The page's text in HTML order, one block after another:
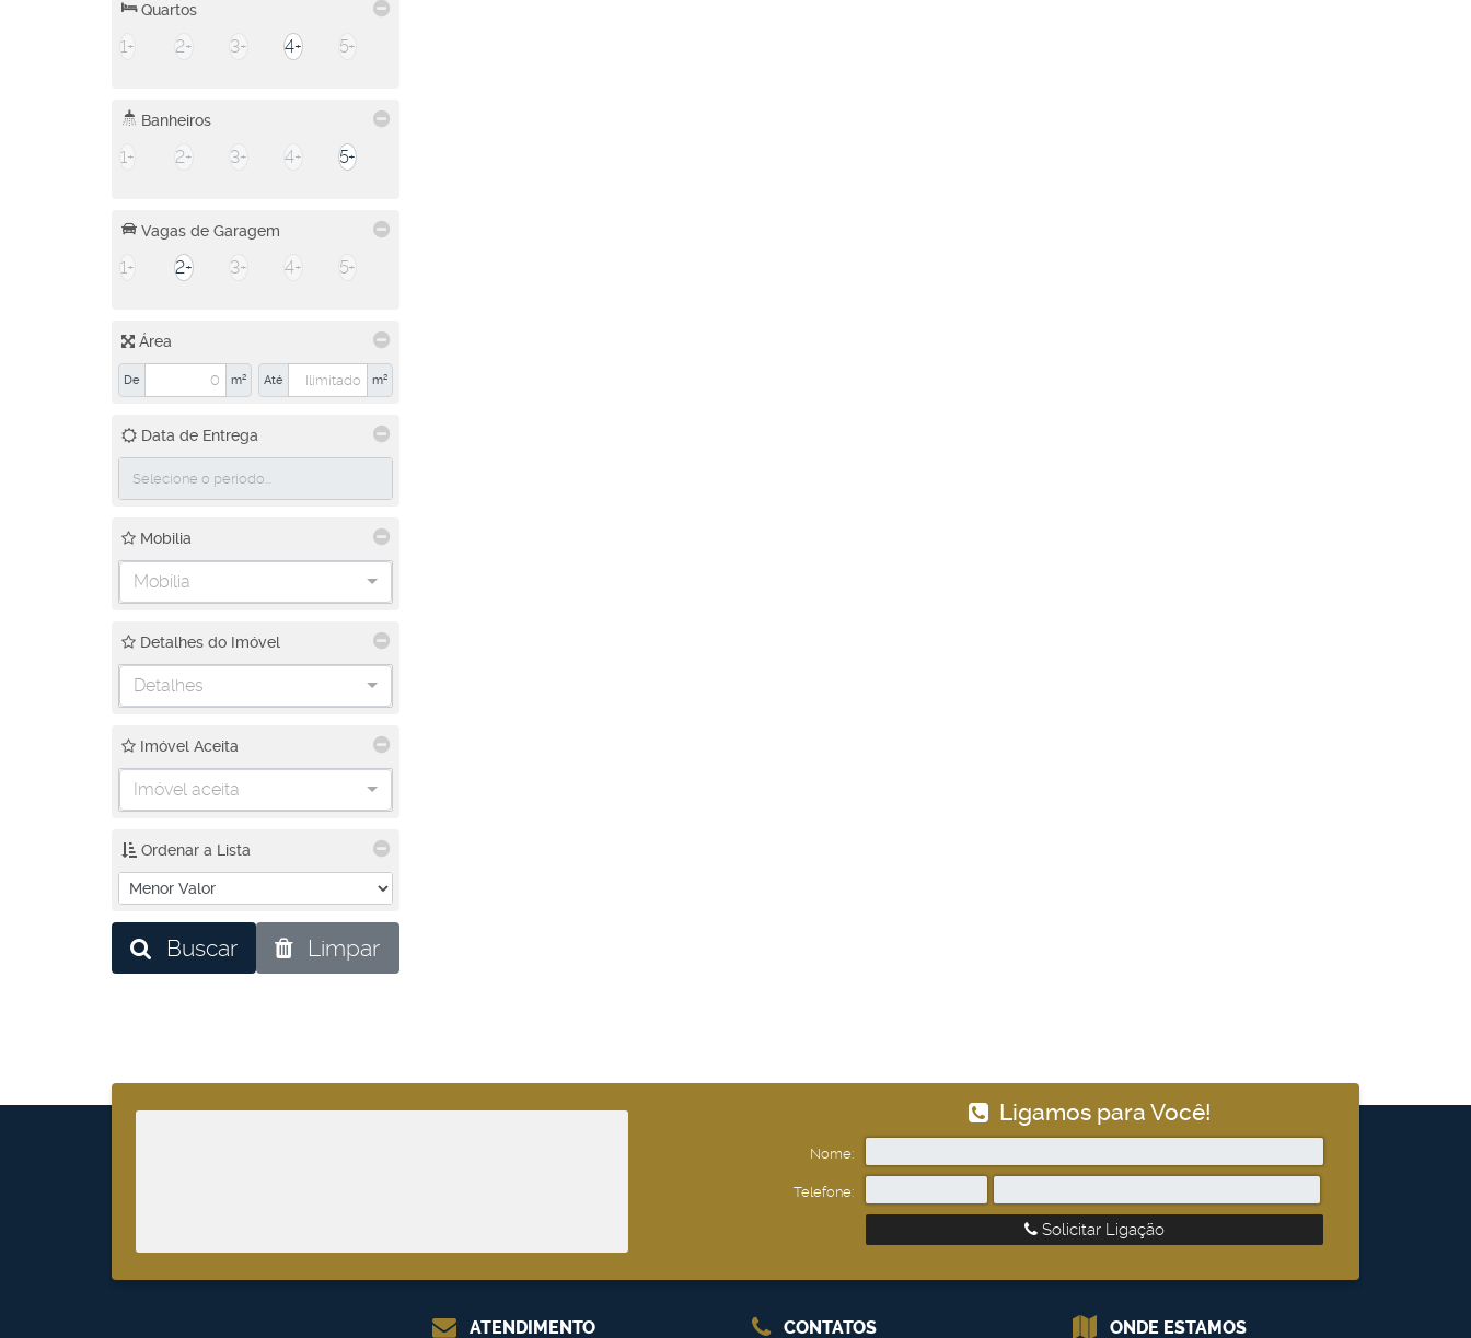
Quartos
1+ 2+ 3+ 4+ 5+
Banheiros
1+ 2+ 3+ 4+ 5+
Vagas de Garagem
1+ 2+ 3+ 4+ 5+
Área
De m² Até m²
Data de Entrega
Mobilia
Mobília
Detalhes do Imóvel
Detalhes
Imóvel Aceita
Imóvel aceita
Ordenar a Lista
Buscar Limpar
Ligamos para Você!
Nome:
Telefone:
Solicitar Ligação
ATENDIMENTO CONTATOS ONDE ESTAMOS